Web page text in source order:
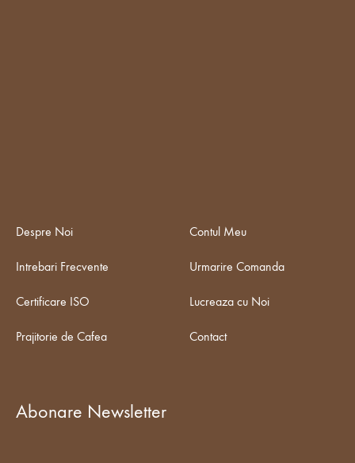
Despre Noi
Intrebari Frecvente
Certificare ISO
Prajitorie de Cafea
Contul Meu
Urmarire Comanda
Lucreaza cu Noi
Contact
Abonare Newsletter